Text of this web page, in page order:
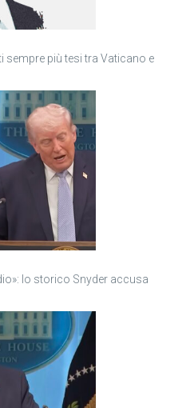
sempre più tesi tra Vaticano e
lo storico Snyder accusa